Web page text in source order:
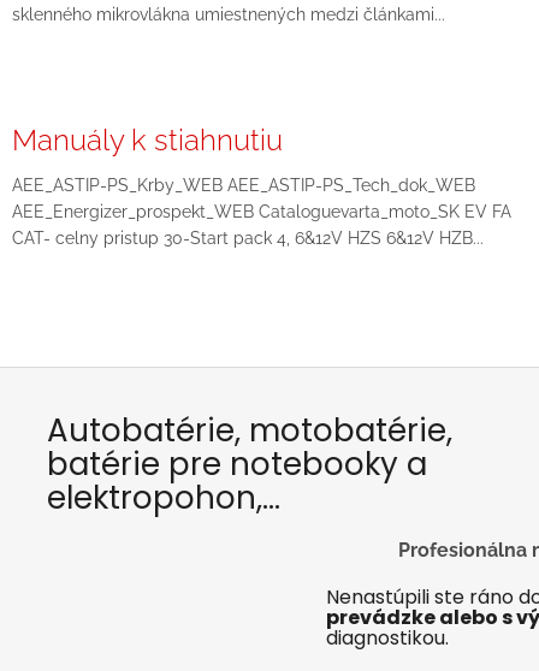
sklenného mikrovlákna umiestnených medzi článkami...
Manuály k stiahnutiu
AEE_ASTIP-PS_Krby_WEB AEE_ASTIP-PS_Tech_dok_WEB
AEE_Energizer_prospekt_WEB Cataloguevarta_moto_SK EV FA
CAT- celny pristup 30-Start pack 4, 6&12V HZS 6&12V HZB...
Autobatérie, motobatérie,
batérie pre notebooky a
elektropohon,...
Profesionálna
Nenastúpili ste ráno
prevádzke alebo s
diagnostikou.